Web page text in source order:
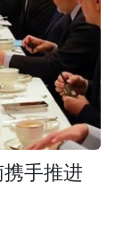
手推进